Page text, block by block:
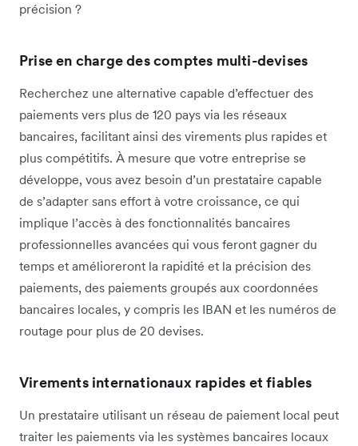
précision ?
Prise en charge des comptes multi-devises
Recherchez une alternative capable d’effectuer des
paiements vers plus de 120 pays via les réseaux
bancaires, facilitant ainsi des virements plus rapides et
plus compétitifs. À mesure que votre entreprise se
développe, vous avez besoin d’un prestataire capable
de s’adapter sans effort à votre croissance, ce qui
implique l’accès à des fonctionnalités bancaires
professionnelles avancées qui vous feront gagner du
temps et amélioreront la rapidité et la précision des
paiements, des paiements groupés aux coordonnées
bancaires locales, y compris les IBAN et les numéros de
routage pour plus de 20 devises.
Virements internationaux rapides et fiables
Un prestataire utilisant un réseau de paiement local peut
traiter les paiements via les systèmes bancaires locaux